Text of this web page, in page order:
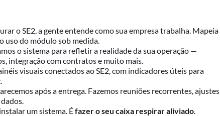
o SE2, a gente entende como sua empresa trabalha. Mapeia
uso do módulo sob medida.
o sistema para refletir a realidade da sua operação —
integração com contratos e muito mais.
visuais conectados ao SE2, com indicadores úteis para
após a entrega. Fazemos reuniões recorrentes, ajustes
um sistema. Éfazer o seu caixa respirar aliviado